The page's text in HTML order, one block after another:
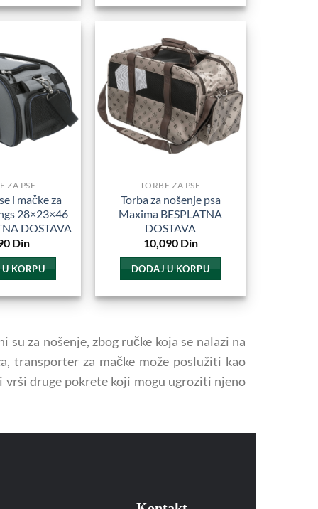
Dodajte
u
Omiljene
ZA PSE
i mačke za
28×23×46
DOSTAVA
Din
KORPU
Dodajte
u
Omiljene
TORBE ZA PSE
Torba za nošenje psa
Maxima BESPLATNA
DOSTAVA
10,090Din
DODAJ U KORPU
za nošenje, zbog ručke koja se nalazi na
transporter za mačke može poslužiti kao
vrši druge pokrete koji mogu ugroziti njeno